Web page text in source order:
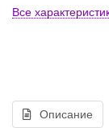
Все
Описание